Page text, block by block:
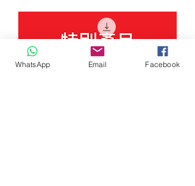
WhatsApp Email Facebook